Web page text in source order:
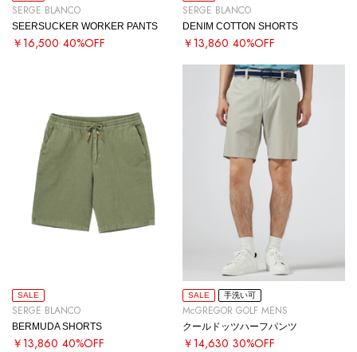
SERGE BLANCO
SEERSUCKER WORKER PANTS
￥16,500 40%OFF
SERGE BLANCO
DENIM COTTON SHORTS
￥13,860 40%OFF
SALE
SERGE BLANCO
BERMUDA SHORTS
￥13,860 40%OFF
SALE 手洗い可
McGREGOR GOLF MENS
クールドッツハーフパンツ
￥14,630 30%OFF